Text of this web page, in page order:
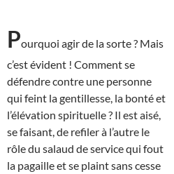
Pourquoi agir de la sorte ? Mais
c’est évident ! Comment se
défendre contre une personne
qui feint la gentillesse, la bonté et
l’élévation spirituelle ? Il est aisé,
se faisant, de refiler à l’autre le
rôle du salaud de service qui fout
la pagaille et se plaint sans cesse